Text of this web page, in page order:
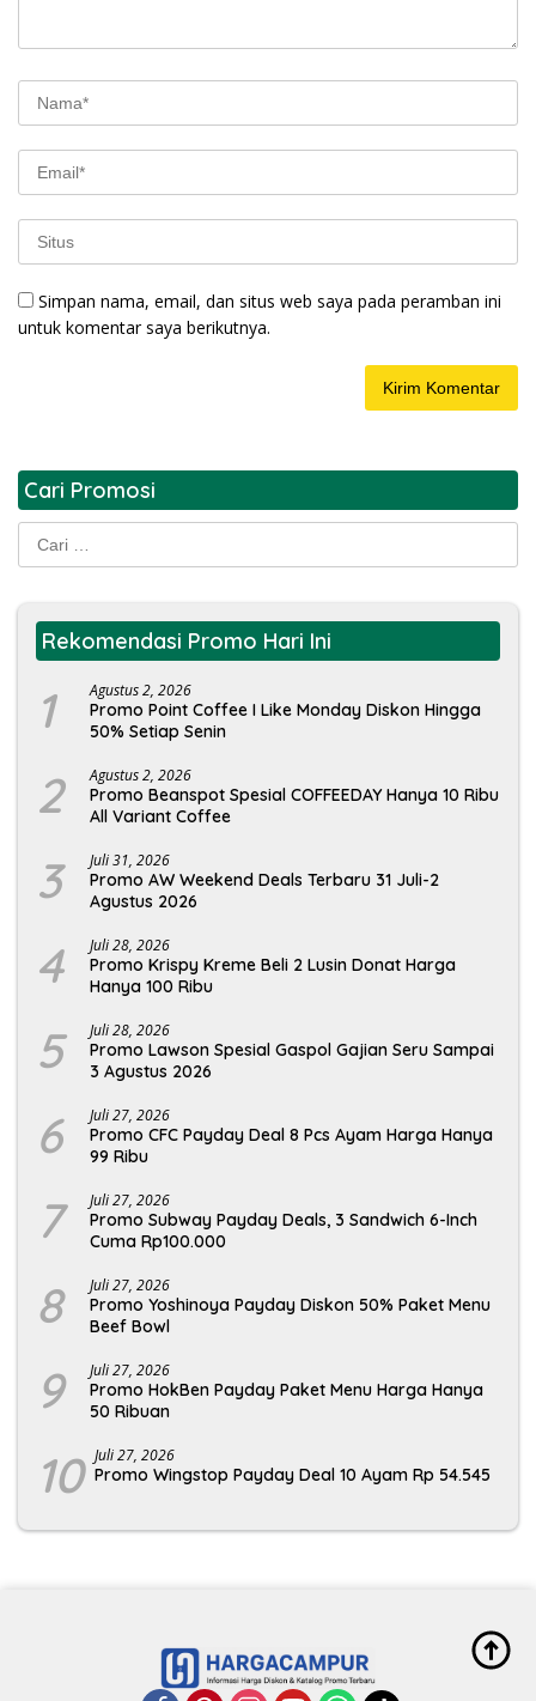
Simpan nama, email, dan situs web saya pada peramban ini
untuk komentar saya berikutnya.
Cari Promosi
Cari
untuk:
Rekomendasi Promo Hari Ini
1 Agustus 2, 2026
Promo Point Coffee I Like Monday Diskon Hingga
50% Setiap Senin
2 Agustus 2, 2026
Promo Beanspot Spesial COFFEEDAY Hanya 10 Ribu
All Variant Coffee
3 Juli 31, 2026
Promo AW Weekend Deals Terbaru 31 Juli-2
Agustus 2026
4 Juli 28, 2026
Promo Krispy Kreme Beli 2 Lusin Donat Harga
Hanya 100 Ribu
5 Juli 28, 2026
Promo Lawson Spesial Gaspol Gajian Seru Sampai
3 Agustus 2026
6 Juli 27, 2026
Promo CFC Payday Deal 8 Pcs Ayam Harga Hanya
99 Ribu
7 Juli 27, 2026
Promo Subway Payday Deals, 3 Sandwich 6-Inch
Cuma Rp100.000
8 Juli 27, 2026
Promo Yoshinoya Payday Diskon 50% Paket Menu
Beef Bowl
9 Juli 27, 2026
Promo HokBen Payday Paket Menu Harga Hanya
50 Ribuan
10 Juli 27, 2026
Promo Wingstop Payday Deal 10 Ayam Rp 54.545